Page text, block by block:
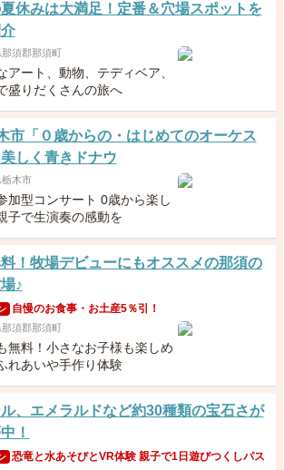
休みは大満足！定番＆穴場スポットを
須郡那須町
アート、動物、テディベア、
盛りだくさんの旅へ
市「０歳からの・はじめてのオーケス
美しく青きドナウ
木市
加型コンサート 0歳から楽し
子で生演奏の感動を
！牧場デビューにもオススメの那須の
♪
自慢のお食事・お土産5％引！
須郡那須町
無料！小さなお子様も楽しめ
れあいや手作り体験
、エメラルドなど約30種類の宝石さが
！
恐竜と水あそびとVR体験 親子で1日遊びつくしパス